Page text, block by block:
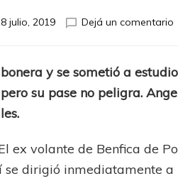
julio, 2019 Dejá un comentario
y se sometió a
su pase no peligra.
ex volante de Benfica de
se dirigió inmediatamente a